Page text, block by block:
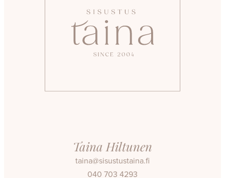
Taina Hiltunen
taina@sisustustaina.fi
040 703 4293